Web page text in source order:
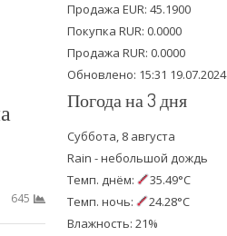
645
r
o
k
e
Продажа EUR: 45.1900
Покупка RUR: 0.0000
Продажа RUR: 0.0000
Обновлено: 15:31 19.07.2024
Погода на 3 дня
Суббота, 8 августа
Rain - небольшой дождь
Темп. днём:
35.49°C
Темп. ночь:
24.28°C
Влажность: 21%